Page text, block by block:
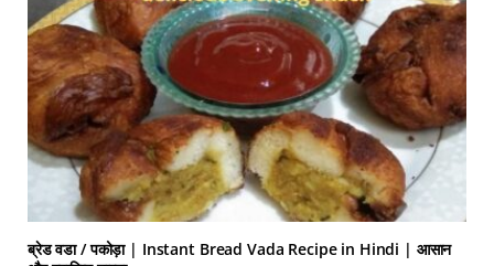
ब्रेड वडा / पकोड़ा | Instant Bread Vada Recipe in Hindi | आसान